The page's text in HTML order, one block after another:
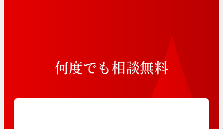
何度でも相談無料